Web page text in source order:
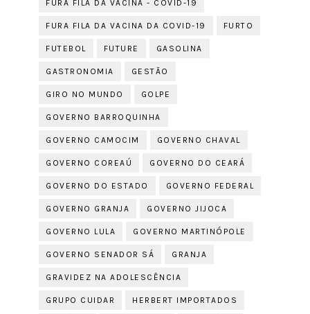
FURA FILA DA VACINA - COVID-19
FURA FILA DA VACINA DA COVID-19 FURTO
FUTEBOL FUTURE GASOLINA
GASTRONOMIA GESTÃO
GIRO NO MUNDO GOLPE
GOVERNO BARROQUINHA
GOVERNO CAMOCIM GOVERNO CHAVAL
GOVERNO COREAÚ GOVERNO DO CEARÁ
GOVERNO DO ESTADO GOVERNO FEDERAL
GOVERNO GRANJA GOVERNO JIJOCA
GOVERNO LULA GOVERNO MARTINÓPOLE
GOVERNO SENADOR SÁ GRANJA
GRAVIDEZ NA ADOLESCÊNCIA
GRUPO CUIDAR HERBERT IMPORTADOS